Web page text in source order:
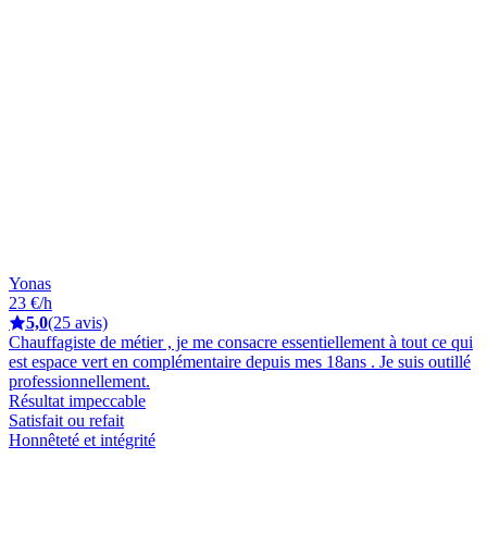
Yonas
23 €/h
5,0(25 avis)
Chauffagiste de métier , je me consacre essentiellement à tout ce qui
est espace vert en complémentaire depuis mes 18ans . Je suis outillé
professionnellement.
Résultat impeccable
Satisfait ou refait
Honnêteté et intégrité